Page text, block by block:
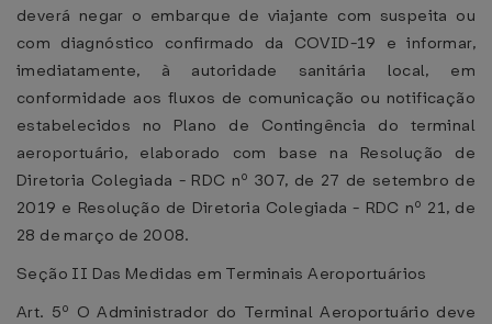
deverá negar o embarque de viajante com suspeita ou
com diagnóstico confirmado da COVID-19 e informar,
imediatamente, à autoridade sanitária local, em
conformidade aos fluxos de comunicação ou notificação
estabelecidos no Plano de Contingência do terminal
aeroportuário, elaborado com base na Resolução de
Diretoria Colegiada - RDC nº 307, de 27 de setembro de
2019 e Resolução de Diretoria Colegiada - RDC nº 21, de
28 de março de 2008.
Seção II Das Medidas em Terminais Aeroportuários
Art. 5º O Administrador do Terminal Aeroportuário deve